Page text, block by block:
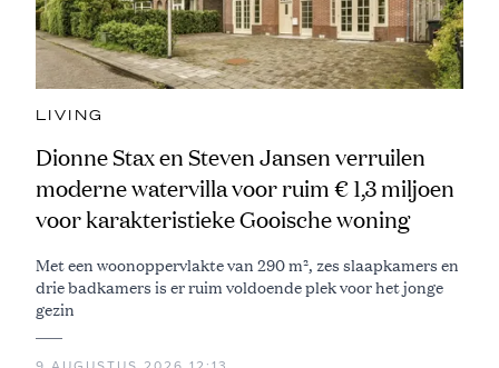
LIVING
Dionne Stax en Steven Jansen verruilen
moderne watervilla voor ruim € 1,3 miljoen
voor karakteristieke Gooische woning
Met een woonoppervlakte van 290 m², zes slaapkamers en
drie badkamers is er ruim voldoende plek voor het jonge
gezin